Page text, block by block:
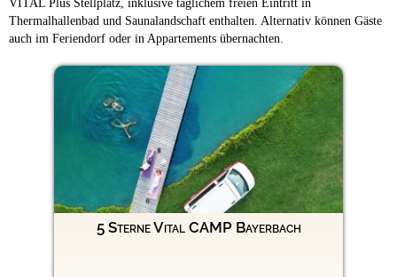
VITAL Plus Stellplatz, inklusive täglichem freien Eintritt in
Thermalhallenbad und Saunalandschaft enthalten. Alternativ können Gäste
auch im Feriendorf oder in Appartements übernachten.
5 Sterne Vital CAMP Bayerbach